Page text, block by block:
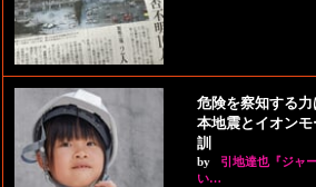
危険を察知する
本地震とイオン
訓
by
引地達也『ジャ
い…